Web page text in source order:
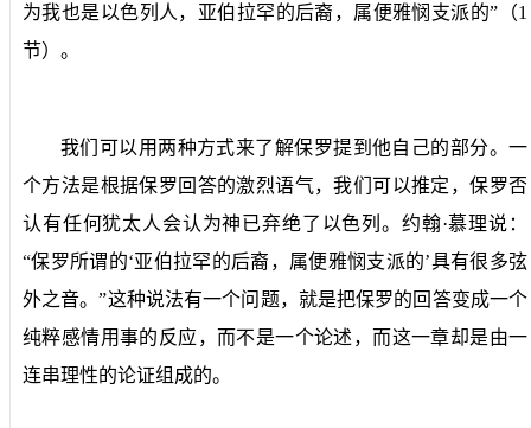
为我也是以色列人，亚伯拉罕的后裔，属便雅悯支派的”（1
节）。
我们可以用两种方式来了解保罗提到他自己的部分。一
个方法是根据保罗回答的激烈语气，我们可以推定，保罗否
认有任何犹太人会认为神已弃绝了以色列。约翰·慕理说：
“保罗所谓的‘亚伯拉罕的后裔，属便雅悯支派的’具有很多弦
外之音。”这种说法有一个问题，就是把保罗的回答变成一个
纯粹感情用事的反应，而不是一个论述，而这一章却是由一
连串理性的论证组成的。